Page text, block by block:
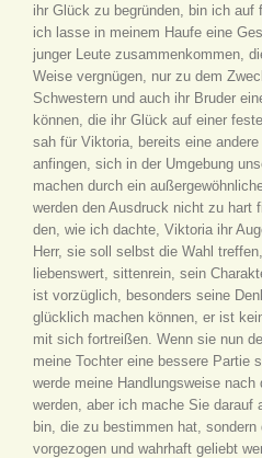
ihr Glück zu begründen, bin ich auf
ich lasse in meinem Haufe eine
junger Leute zusammenkommen,
Weise vergnügen, nur zu dem
Schwestern und auch ihr Bruder
können, die ihr Glück auf einer
sah für Viktoria, bereits eine
anfingen, sich in der Umgebung
machen durch ein
werden den Ausdruck nicht zu hart
den, wie ich dachte, Viktoria ihr
Herr, sie soll selbst die Wahl
liebenswert, sittenrein, sein
ist vorzüglich, besonders seine
glücklich machen können, er ist
mit sich fortreißen. Wenn sie nun
meine Tochter eine bessere Partie
werde meine Handlungsweise
werden, aber ich mache Sie
bin, die zu bestimmen hat,
vorgezogen und wahrhaft geliebt